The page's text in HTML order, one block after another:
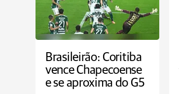
Brasileirão: Coritiba
vence Chapecoense
e se aproxima do G5